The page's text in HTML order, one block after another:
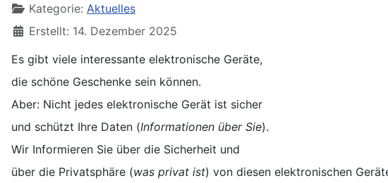
DetailsKategorie: Aktuelles
Erstellt: 14. Dezember 2025
Es gibt viele interessante elektronische Geräte,
die schöne Geschenke sein können.
Aber: Nicht jedes elektronische Gerät ist sicher
und schützt Ihre Daten (Informationen über Sie).
Wir Informieren Sie über die Sicherheit und
über die Privatsphäre (was privat ist) von diesen elektronischen